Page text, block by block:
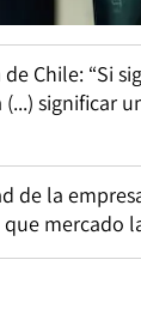
Chile: “Si
significar
de la
mercado